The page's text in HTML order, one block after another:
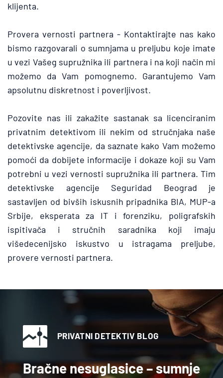
klijenta.
Provera vernosti partnera - Kontaktirajte nas kako
bismo razgovarali o sumnjama u preljubu koje imate
u vezi Vašeg supružnika ili partnera i na koji način mi
možemo da Vam pomognemo. Garantujemo Vam
apsolutnu diskretnost i poverljivost.
Pozovite nas ili zakažite sastanak sa licenciranim
privatnim detektivom ili nekim od stručnjaka naše
detektivske agencije, da saznate kako Vam možemo
pomoći da dobijete informacije i dokaze koji su Vam
potrebni u vezi vernosti supružnika ili partnera. Tim
detektivske agencije Seguridad Beograd je
sastavljen od bivših iskusnih pripadnika BIA, MUP-a
Srbije, eksperata za IT i forenziku, poligrafskih
ispitivača i stručnih saradnika koji imaju
višedecenijsko iskustvo u istragama preljube,
provere vernosti partnera.
PRIVATNI DETEKTIV BLOG
Bračne nesuglasice – sumnje